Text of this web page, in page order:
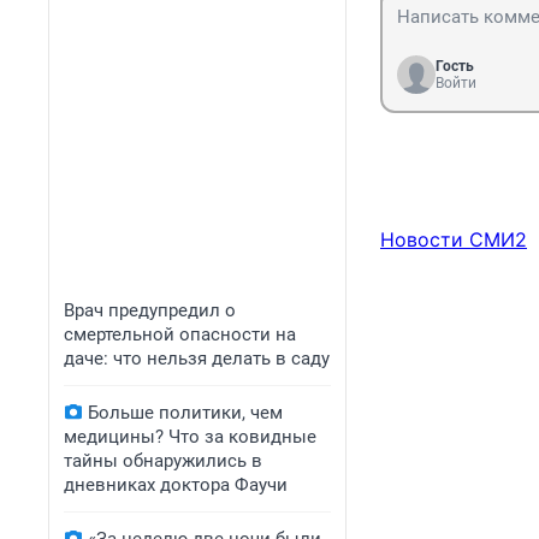
Врач предупредил о
смертельной опасности на
даче: что нельзя делать в саду
Больше политики, чем
медицины? Что за ковидные
тайны обнаружились в
дневниках доктора Фаучи
Гость
Войти
Новости СМИ2